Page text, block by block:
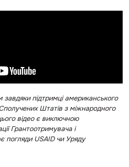
підтримці американського
Штатів з міжнародного
відео є виключною
Грантоотримувача і
погляди USAID чи Уряду